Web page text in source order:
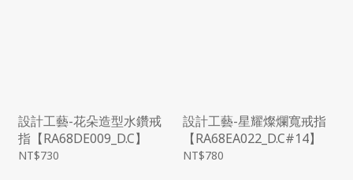
設計工藝-花朵造型水鑽戒
指【RA68DE009_D.C】
NT$730
設計工藝-星耀燦爛寬戒指
【RA68EA022_D.C#14】
NT$780